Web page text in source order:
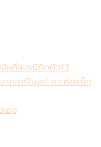
ยที่ควรมีติดตัวไว้
อาร์โนลด์ ชวาร์เซเน็ก
อง